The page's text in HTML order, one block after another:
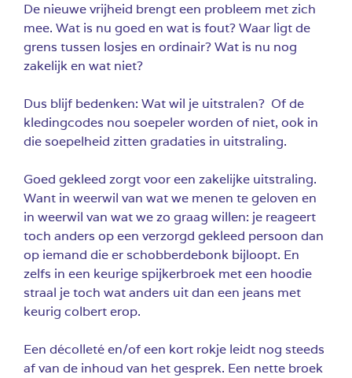
De nieuwe vrijheid brengt een probleem met zich
mee. Wat is nu goed en wat is fout? Waar ligt de
grens tussen losjes en ordinair? Wat is nu nog
zakelijk en wat niet?
Dus blijf bedenken: Wat wil je uitstralen? Of de
kledingcodes nou soepeler worden of niet, ook in
die soepelheid zitten gradaties in uitstraling.
Goed gekleed zorgt voor een zakelijke uitstraling.
Want in weerwil van wat we menen te geloven en
in weerwil van wat we zo graag willen: je reageert
toch anders op een verzorgd gekleed persoon dan
op iemand die er schobberdebonk bijloopt. En
zelfs in een keurige spijkerbroek met een hoodie
straal je toch wat anders uit dan een jeans met
keurig colbert erop.
Een décolleté en/of een kort rokje leidt nog steeds
af van de inhoud van het gesprek. Een nette broek